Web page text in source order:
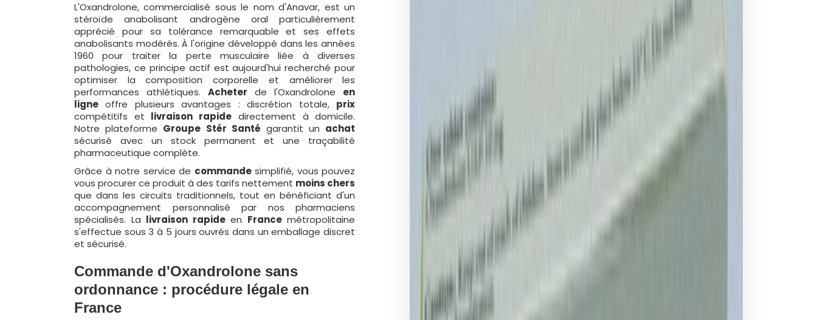
L'Oxandrolone, commercialisé sous le nom d'Anavar, est un
stéroïde anabolisant androgène oral particulièrement
apprécié pour sa tolérance remarquable et ses effets
anabolisants modérés. À l'origine développé dans les années
1960 pour traiter la perte musculaire liée à diverses
pathologies, ce principe actif est aujourd'hui recherché pour
optimiser la composition corporelle et améliorer les
performances athlétiques.Acheter de l'Oxandrolone en
ligne offre plusieurs avantages : discrétion totale, prix
compétitifs et livraison rapide directement à domicile.
Notre plateforme Groupe Stér Santé garantit un achat
sécurisé avec un stock permanent et une traçabilité
pharmaceutique complète.
Grâce à notre service de commandesimplifié, vous pouvez
vous procurer ce produit à des tarifs nettement moins chers
que dans les circuits traditionnels, tout en bénéficiant d'un
accompagnement personnalisé par nos pharmaciens
spécialisés. La livraison rapideen Francemétropolitaine
s'effectue sous 3 à 5 jours ouvrés dans un emballage discret
et sécurisé.
Commande d'Oxandrolone sans
ordonnance : procédure légale en
France